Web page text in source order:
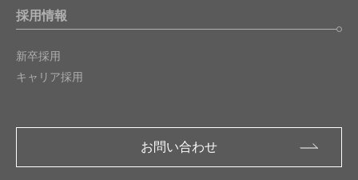
採用情報
新卒採用
キャリア採用
お問い合わせ